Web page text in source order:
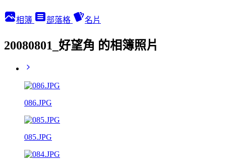
相簿 部落格 名片
20080801_好望角 的相簿照片
086.JPG
085.JPG